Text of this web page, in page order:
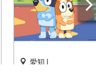
愛知 |